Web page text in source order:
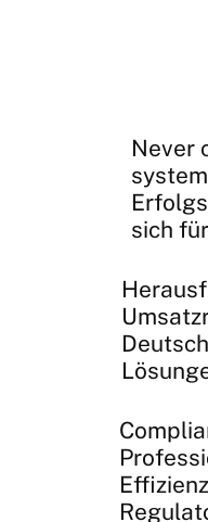
Never
sich